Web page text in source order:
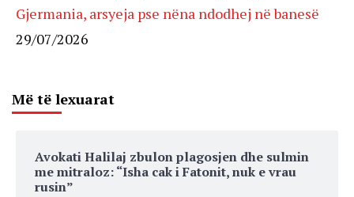
Gjermania, arsyeja pse nëna ndodhej në banesë
29/07/2026
Më të lexuarat
Avokati Halilaj zbulon plagosjen dhe sulmin
me mitraloz: “Isha cak i Fatonit, nuk e vrau
rusin”